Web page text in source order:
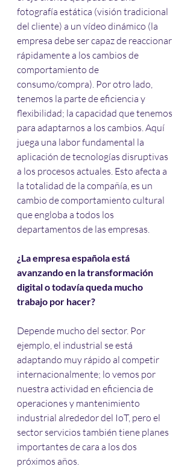
fotografía estática (visión tradicional
del cliente) a un vídeo dinámico (la
empresa debe ser capaz de reaccionar
rápidamente a los cambios de
comportamiento de
consumo/compra). Por otro lado,
tenemos la parte de eficiencia y
flexibilidad; la capacidad que tenemos
para adaptarnos a los cambios. Aquí
juega una labor fundamental la
aplicación de tecnologías disruptivas
a los procesos actuales. Esto afecta a
la totalidad de la compañía, es un
cambio de comportamiento cultural
que engloba a todos los
departamentos de las empresas.
¿La empresa española está
avanzando en la transformación
digital o todavía queda mucho
trabajo por hacer?
Depende mucho del sector. Por
ejemplo, el industrial se está
adaptando muy rápido al competir
internacionalmente; lo vemos por
nuestra actividad en eficiencia de
operaciones y mantenimiento
industrial alrededor del IoT, pero el
sector servicios también tiene planes
importantes de cara a los dos
próximos años.